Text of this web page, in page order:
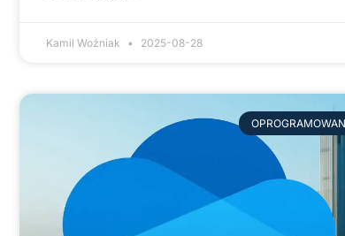
Kamil Woźniak 2025-08-28